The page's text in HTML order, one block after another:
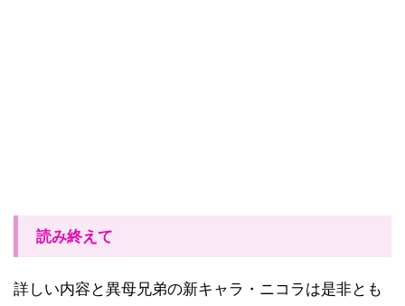
読み終えて
詳しい内容と異母兄弟の新キャラ・ニコラは是非とも